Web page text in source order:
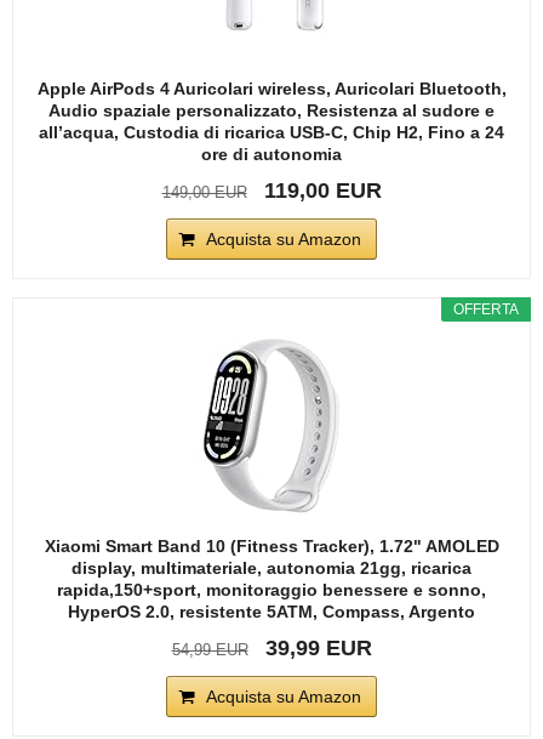
Apple AirPods 4 Auricolari wireless, Auricolari Bluetooth,
Audio spaziale personalizzato, Resistenza al sudore e
all’acqua, Custodia di ricarica USB-C, Chip H2, Fino a 24
ore di autonomia
149,00 EUR 119,00 EUR
Acquista su Amazon
OFFERTA
Xiaomi Smart Band 10 (Fitness Tracker), 1.72" AMOLED
display, multimateriale, autonomia 21gg, ricarica
rapida,150+sport, monitoraggio benessere e sonno,
HyperOS 2.0, resistente 5ATM, Compass, Argento
54,99 EUR 39,99 EUR
Acquista su Amazon